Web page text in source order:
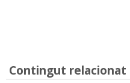
Contingut relacionat